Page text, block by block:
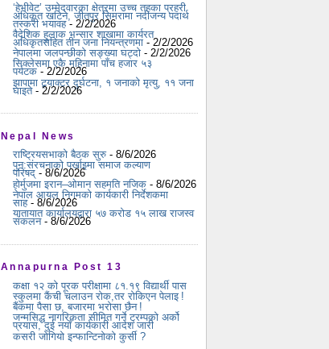
‘हेभीवेट’ उम्मेदवारका क्षेत्रमा उच्च तहका प्रहरी
अधिकृत खटिने, जीतपुर सिमरामा नदीजन्य पदार्थ
तस्करी भयावह- 2/2/2026
वैदेशिक हुलाक भन्सार शाखामा कार्यरत
अधिकृतसहित तीन जना नियन्त्रणमा - 2/2/2026
नेपालमा जलपन्छीको सङ्ख्या घट्दो - 2/2/2026
सिक्लेसमा एकै महिनामा पाँच हजार ५३
पर्यटक - 2/2/2026
झापामा ट्र्याक्टर दुर्घटना, १ जनाको मृत्यु, ११ जना
घाइते- 2/2/2026
Nepal News
राष्ट्रियसभाको बैठक सुरु- 8/6/2026
पुन:संरचनाको पर्खाइमा समाज कल्याण
परिषद् - 8/6/2026
होर्मुजमा इरान–ओमान सहमति नजिक - 8/6/2026
नेपाल आयल निगमको कार्यकारी निर्देशकमा
साह- 8/6/2026
यातायात कार्यालयद्वारा ५७ करोड १५ लाख राजस्व
संकलन- 8/6/2026
Annapurna Post 13
कक्षा १२ को पूरक परीक्षामा ८१.१९ विद्यार्थी पास
स्कुलमा कैंची चलाउन रोक,तर रोकिएन पेलाइ !
बैंकमा पैसा छ, बजारमा भरोसा छैन !
जन्मसिद्ध नागरिकता सीमित गर्ने ट्रम्पको अर्को
प्रयास, दुई नयाँ कार्यकारी आदेश जारी
कसरी जोगियो इन्फान्टिनोको कुर्सी ?